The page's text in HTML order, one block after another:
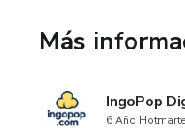
Más
IngoPop
6 Año